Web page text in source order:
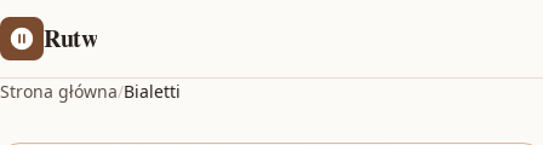
Rutw
Strona główna/Bialetti